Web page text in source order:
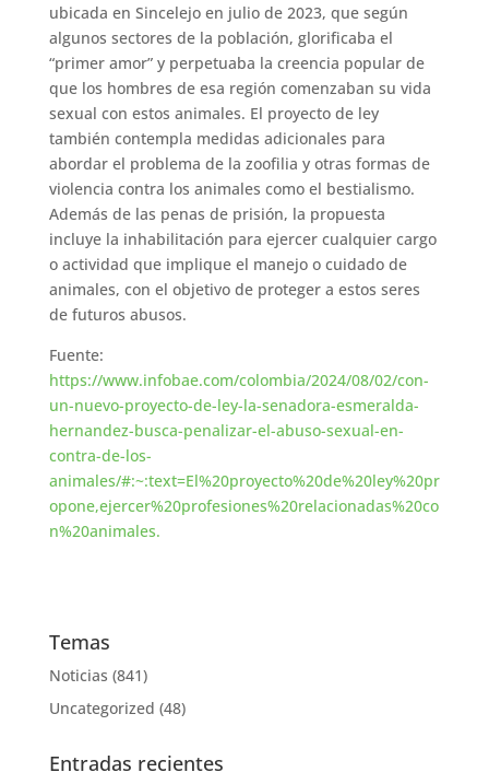
ubicada en Sincelejo en julio de 2023, que según
algunos sectores de la población, glorificaba el
“primer amor” y perpetuaba la creencia popular de
que los hombres de esa región comenzaban su vida
sexual con estos animales. El proyecto de ley
también contempla medidas adicionales para
abordar el problema de la zoofilia y otras formas de
violencia contra los animales como el bestialismo.
Además de las penas de prisión, la propuesta
incluye la inhabilitación para ejercer cualquier cargo
o actividad que implique el manejo o cuidado de
animales, con el objetivo de proteger a estos seres
de futuros abusos.
Fuente:
https://www.infobae.com/colombia/2024/08/02/con-
un-nuevo-proyecto-de-ley-la-senadora-esmeralda-
hernandez-busca-penalizar-el-abuso-sexual-en-
contra-de-los-
animales/#:~:text=El%20proyecto%20de%20ley%20pr
opone,ejercer%20profesiones%20relacionadas%20co
n%20animales.
Temas
Noticias (841)
Uncategorized (48)
Entradas recientes